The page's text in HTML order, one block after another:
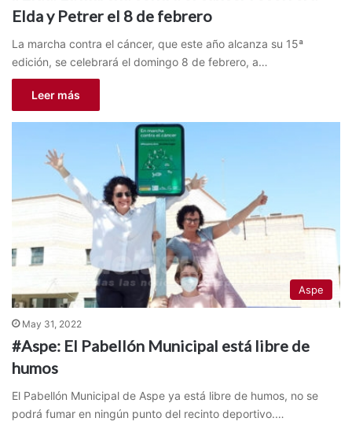
Elda y Petrer el 8 de febrero
La marcha contra el cáncer, que este año alcanza su 15ª
edición, se celebrará el domingo 8 de febrero, a…
Leer más
Aspe
May 31, 2022
#Aspe: El Pabellón Municipal está libre de
humos
El Pabellón Municipal de Aspe ya está libre de humos, no se
podrá fumar en ningún punto del recinto deportivo.…